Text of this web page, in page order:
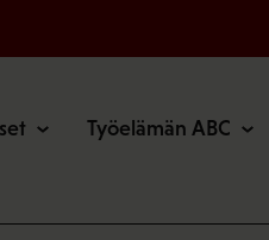
Työelämän ABC